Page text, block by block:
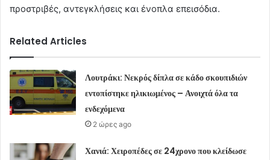
προστριβές, αντεγκλήσεις και ένοπλα επεισόδια.
Related Articles
Λουτράκι: Νεκρός δίπλα σε κάδο σκουπιδιών
εντοπίστηκε ηλικιωμένος – Ανοιχτά όλα τα
ενδεχόμενα
2 ώρες ago
Χανιά: Χειροπέδες σε 24χρονο που κλείδωσε